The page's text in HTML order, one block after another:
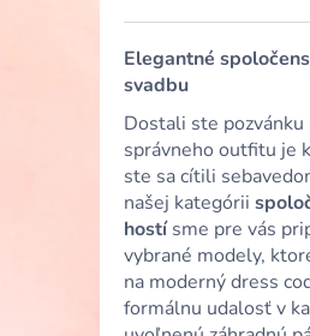
Elegantné
svadbu
Dostali ste pozvánku
správneho outfitu je
ste sa cítili
našej kategórii
hostísme pre vás
vybrané modely,
na moderný dress
formálnu udalosť v
DLHÉ ČIERNE
ŠATY S
VIAZANÍM
64,90 €